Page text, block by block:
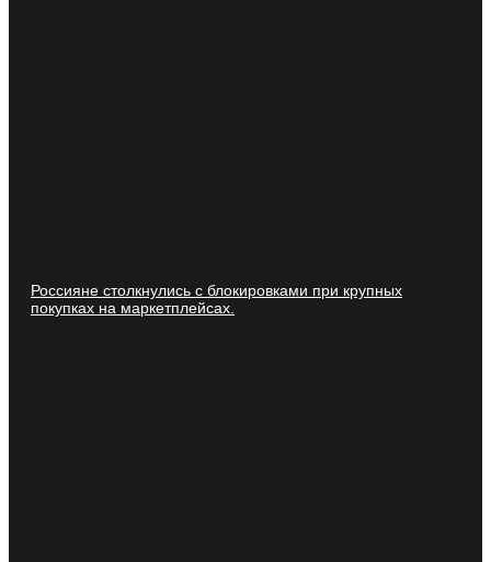
Россияне столкнулись с блокировками при крупных
покупках на маркетплейсах.